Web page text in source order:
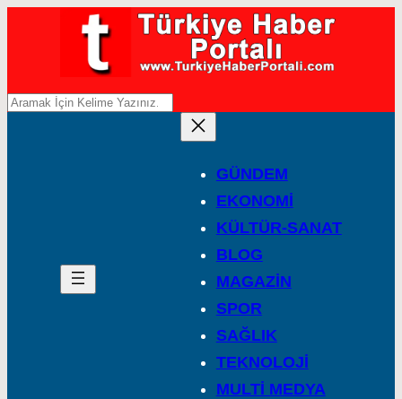
A
GÜNDEM
EKONOMİ
KÜLTÜR-SANAT
BLOG
MAGAZİN
SPOR
SAĞLIK
TEKNOLOJİ
MULTİ MEDYA